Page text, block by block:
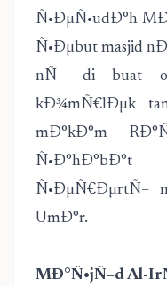
Ñ•ÐµÑ•udÐ°h
Ñ•Ðµbut masjid
nÑ– di buat
kÐ¾mÑ€lÐµk
mÐ°kÐ°m
Ñ•ÐµÑ€ÐµrtÑ–
UmÐ°r.
MÐ°Ñ•jÑ–d Al-